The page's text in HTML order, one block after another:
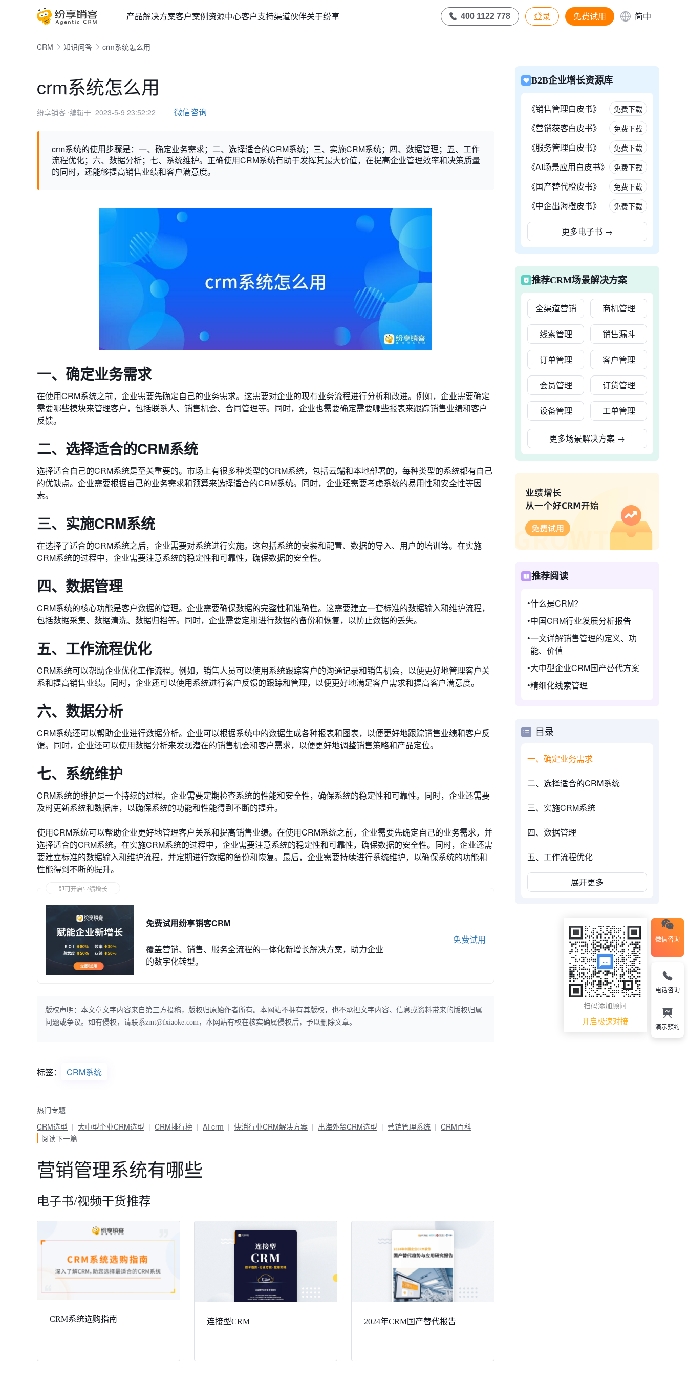
产品解决方案客户案例资源中心客户支持渠道伙伴关于纷享 400 1122 778 登录 免费试用 简中
CRM 知识问答 crm系统怎么用
crm系统怎么用
纷享销客 ⋅编辑于 2023-5-9 23:52:22 微信咨询
crm系统的使用步骤是：一、确定业务需求；二、选择适合的CRM系统；三、实施CRM系统；四、数据管理；五、工作
流程优化；六、数据分析；七、系统维护。正确使用CRM系统有助于发挥其最大价值，在提高企业管理效率和决策质量
的同时，还能够提高销售业绩和客户满意度。
一、确定业务需求
在使用CRM系统之前，企业需要先确定自己的业务需求。这需要对企业的现有业务流程进行分析和改进。例如，企业需要确定
需要哪些模块来管理客户，包括联系人、销售机会、合同管理等。同时，企业也需要确定需要哪些报表来跟踪销售业绩和客户
反馈。
二、选择适合的CRM系统
选择适合自己的CRM系统是至关重要的。市场上有很多种类型的CRM系统，包括云端和本地部署的，每种类型的系统都有自己
的优缺点。企业需要根据自己的业务需求和预算来选择适合的CRM系统。同时，企业还需要考虑系统的易用性和安全性等因
素。
三、实施CRM系统
在选择了适合的CRM系统之后，企业需要对系统进行实施。这包括系统的安装和配置、数据的导入、用户的培训等。在实施
CRM系统的过程中，企业需要注意系统的稳定性和可靠性，确保数据的安全性。
四、数据管理
CRM系统的核心功能是客户数据的管理。企业需要确保数据的完整性和准确性。这需要建立一套标准的数据输入和维护流程，
包括数据采集、数据清洗、数据归档等。同时，企业需要定期进行数据的备份和恢复，以防止数据的丢失。
五、工作流程优化
CRM系统可以帮助企业优化工作流程。例如，销售人员可以使用系统跟踪客户的沟通记录和销售机会，以便更好地管理客户关
系和提高销售业绩。同时，企业还可以使用系统进行客户反馈的跟踪和管理，以便更好地满足客户需求和提高客户满意度。
六、数据分析
CRM系统还可以帮助企业进行数据分析。企业可以根据系统中的数据生成各种报表和图表，以便更好地跟踪销售业绩和客户反
馈。同时，企业还可以使用数据分析来发现潜在的销售机会和客户需求，以便更好地调整销售策略和产品定位。
七、系统维护
CRM系统的维护是一个持续的过程。企业需要定期检查系统的性能和安全性，确保系统的稳定性和可靠性。同时，企业还需要
及时更新系统和数据库，以确保系统的功能和性能得到不断的提升。
使用CRM系统可以帮助企业更好地管理客户关系和提高销售业绩。在使用CRM系统之前，企业需要先确定自己的业务需求，并
选择适合的CRM系统。在实施CRM系统的过程中，企业需要注意系统的稳定性和可靠性，确保数据的安全性。同时，企业还需
要建立标准的数据输入和维护流程，并定期进行数据的备份和恢复。最后，企业需要持续进行系统维护，以确保系统的功能和
性能得到不断的提升。
即可开启业绩增长
免费试用纷享销客CRM
覆盖营销、销售、服务全流程的一体化新增长解决方案，助力企业
的数字化转型。
免费试用
版权声明：本文章文字内容来自第三方投稿，版权归原始作者所有。本网站不拥有其版权，也不承担文字内容、信息或资料带来的版权归属
问题或争议。如有侵权，请联系zmt@fxiaoke.com，本网站有权在核实确属侵权后，予以删除文章。
标签： CRM系统
热门专题
CRM选型
大中型企业CRM选型 CRM排行榜 AI crm 快消行业CRM解决方案 出海外贸CRM选型 营销管理系统
CRM百科
阅读下一篇
营销管理系统有哪些
电子书/视频干货推荐
CRM系统选购指南 连接型CRM 2024年CRM国产替代报告
B2B企业增长资源库
《销售管理白皮书》 免费下载
《营销获客白皮书》 免费下载
《服务管理白皮书》 免费下载
《AI场景应用白皮书》 免费下载
《国产替代橙皮书》 免费下载
《中企出海橙皮书》 免费下载
更多电子书 →
推荐CRM场景解决方案
全渠道营销 商机管理
线索管理 销售漏斗
订单管理 客户管理
会员管理 订货管理
设备管理 工单管理
更多场景解决方案 →
推荐阅读
什么是CRM?
中国CRM行业发展分析报告
一文详解销售管理的定义、功
能、价值
大中型企业CRM国产替代方案
精细化线索管理
目录
一、确定业务需求
二、选择适合的CRM系统
三、实施CRM系统
四、数据管理
五、工作流程优化
展开更多
微信咨询
扫码添加顾问
开启极速对接
电话咨询
演示预约